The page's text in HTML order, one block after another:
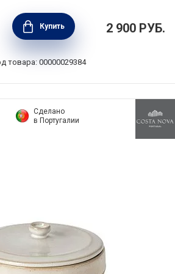
9,5х8,5х7,4 см, каменная
вишневый, Le Creuset,
91015400060199
Купить 2 900 РУБ.
товара: 00000029384
Сделано
в Португалии